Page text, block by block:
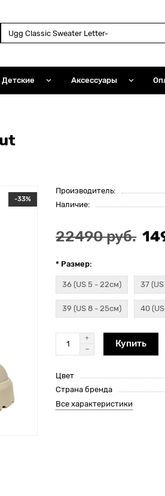
Детские Аксессуары
-33%
Производитель:
Наличие:
22490 руб.
* Размер:
36 (US 5 - 22см) 37
39 (US 8 - 25см) 40
Купить
Цвет
Страна бренда
Все характеристики